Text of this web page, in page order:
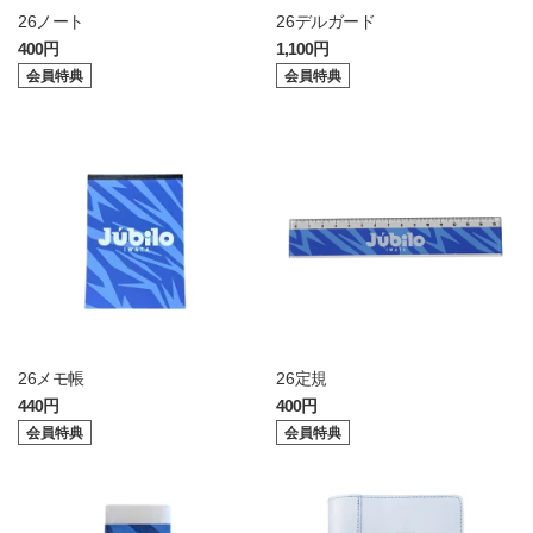
26ノート
400円
会員特典
26デルガード
1,100円
会員特典
26メモ帳
440円
会員特典
26定規
400円
会員特典